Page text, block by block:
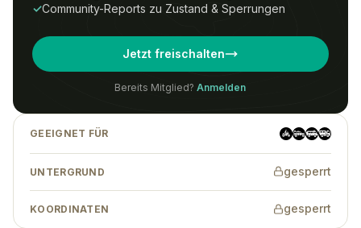
auch ohne Abonnement auf den Track
zugreifen.
✓Community-Reports zu Zustand & Sperrungen
Jetzt freischalten
Bereits Mitglied? Anmelden
GEEIGNET FÜR
UNTERGRUND gesperrt
KOORDINATEN gesperrt